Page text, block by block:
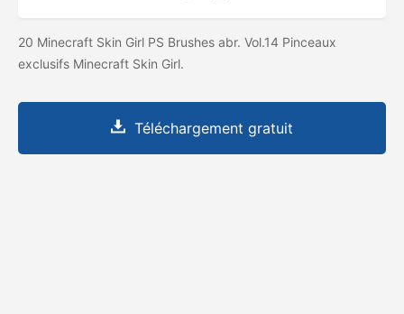
20 Minecraft Skin Girl PS Brushes abr. Vol.14 Pinceaux
exclusifs Minecraft Skin Girl.
Téléchargement gratuit